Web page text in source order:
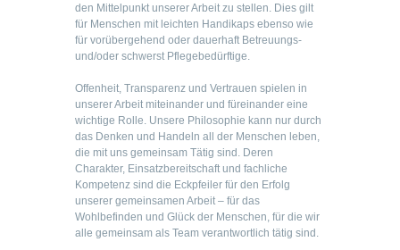
den Mittelpunkt unserer Arbeit zu stellen. Dies gilt
für Menschen mit leichten Handikaps ebenso wie
für vorübergehend oder dauerhaft Betreuungs-
und/oder schwerst Pflegebedürftige.
Offenheit, Transparenz und Vertrauen spielen in
unserer Arbeit miteinander und füreinander eine
wichtige Rolle. Unsere Philosophie kann nur durch
das Denken und Handeln all der Menschen leben,
die mit uns gemeinsam Tätig sind. Deren
Charakter, Einsatzbereitschaft und fachliche
Kompetenz sind die Eckpfeiler für den Erfolg
unserer gemeinsamen Arbeit – für das
Wohlbefinden und Glück der Menschen, für die wir
alle gemeinsam als Team verantwortlich tätig sind.